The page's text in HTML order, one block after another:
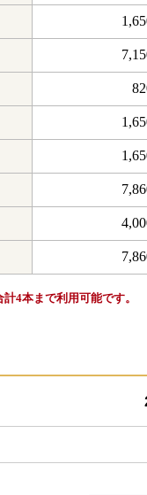
4本まで利用可能です。